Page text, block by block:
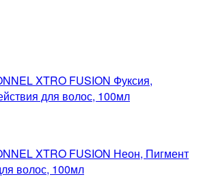
XTRO FUSION Фуксия,
для волос, 100мл
XTRO FUSION Неон, Пигмент
волос, 100мл